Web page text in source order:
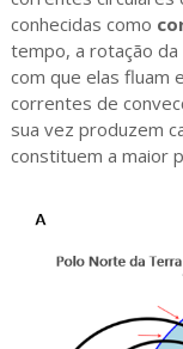
conhecidas como
tempo, a rotação
com que elas fluam
correntes de
sua vez produzem
constituem a maior